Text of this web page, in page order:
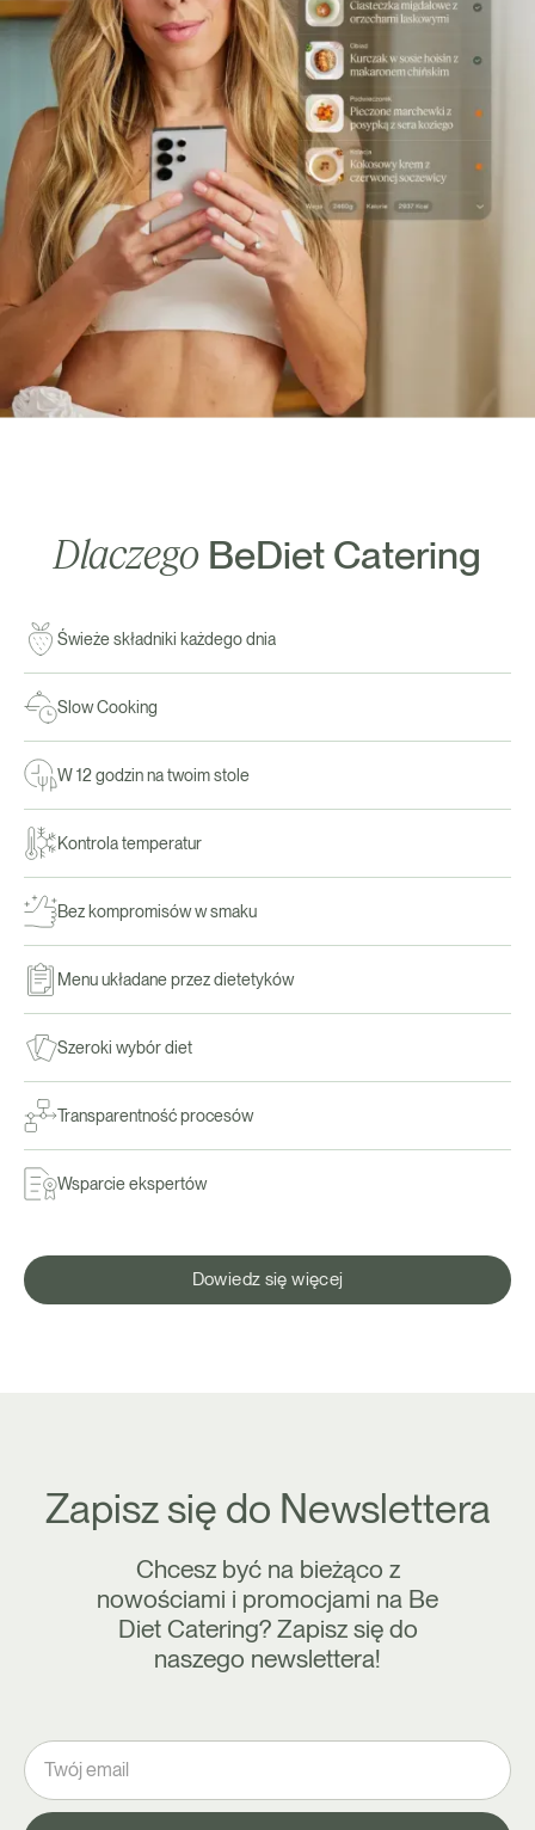
Dlaczego BeDiet Catering
Świeże składniki każdego dnia
Slow Cooking
W 12 godzin na twoim stole
Kontrola temperatur
Bez kompromisów w smaku
Menu układane przez dietetyków
Szeroki wybór diet
Transparentność procesów
Wsparcie ekspertów
Dowiedz się więcej
Zapisz się do Newslettera
Chcesz być na bieżąco z
nowościami i promocjami na Be
Diet Catering? Zapisz się do
naszego newslettera!